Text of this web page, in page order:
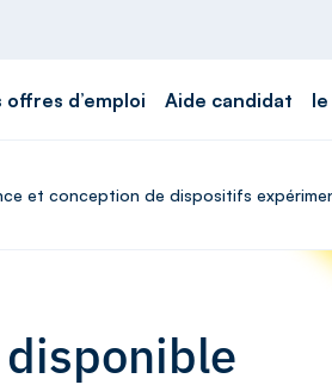
offres d’emploi Aide candidat
et conception de dispositifs